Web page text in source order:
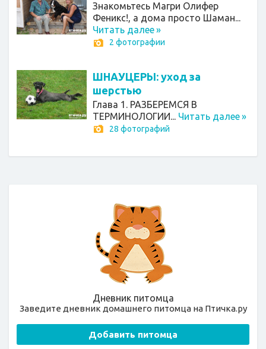
Знакомьтесь Магри Олифер
Феникс!, а дома просто Шаман...
Читать далее»
2 фотографии
ШНАУЦЕРЫ: уход за
шерстью
Глава 1. РАЗБЕРЕМСЯ В
ТЕРМИНОЛОГИИ... Читать далее»
28 фотографий
Дневник питомца
Заведите дневник домашнего питомца на Птичка.ру
Добавить питомца